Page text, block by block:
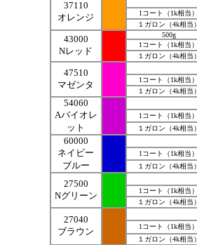
37110
オレンジ
1コート（1k相当）
１ガロン（4k相当）
43000
Nレッド
500g
1コート（1k相当）
１ガロン（4k相当）
47510
マゼンタ
1コート（1k相当）
１ガロン（4k相当）
54060
Aバイオレ
ット
1コート（1k相当）
１ガロン（4k相当）
60000
ネイビー
ブルー
1コート（1k相当）
１ガロン（4k相当）
27500
Nグリーン
1コート（1k相当）
１ガロン（4k相当）
27040
ブラウン
1コート（1k相当）
１ガロン（4k相当）